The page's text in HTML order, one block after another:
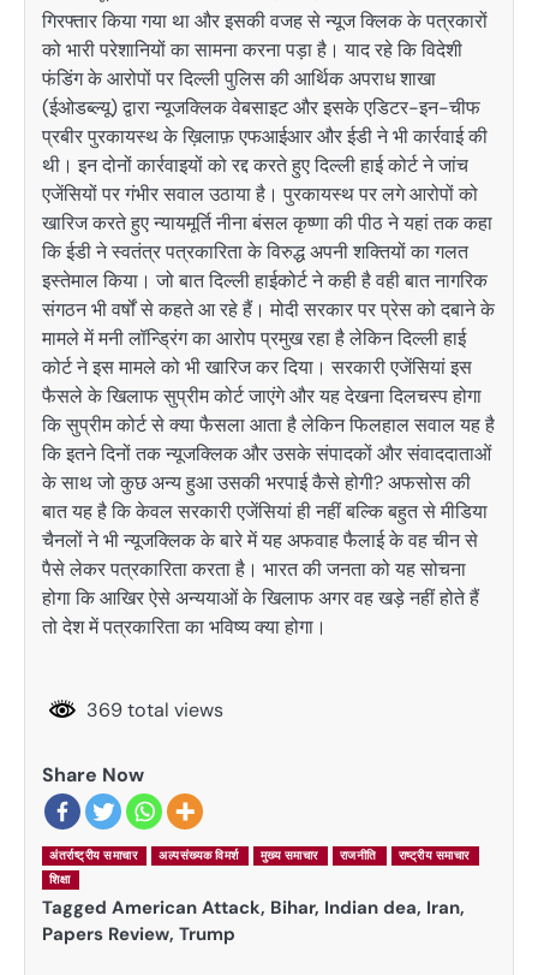
गिरफ्तार किया गया था और इसकी वजह से न्यूज क्लिक के पत्रकारों
को भारी परेशानियों का सामना करना पड़ा है। याद रहे कि विदेशी
फंडिंग के आरोपों पर दिल्ली पुलिस की आर्थिक अपराध शाखा
(ईओडब्ल्यू) द्वारा न्यूजक्लिक वेबसाइट और इसके एडिटर-इन-चीफ
प्रबीर पुरकायस्थ के ख़िलाफ़ एफआईआर और ईडी ने भी कार्रवाई की
थी। इन दोनों कार्रवाइयों को रद्द करते हुए दिल्ली हाई कोर्ट ने जांच
एजेंसियों पर गंभीर सवाल उठाया है। पुरकायस्थ पर लगे आरोपों को
खारिज करते हुए न्यायमूर्ति नीना बंसल कृष्णा की पीठ ने यहां तक कहा
कि ईडी ने स्वतंत्र पत्रकारिता के विरुद्ध अपनी शक्तियों का गलत
इस्तेमाल किया। जो बात दिल्ली हाईकोर्ट ने कही है वही बात नागरिक
संगठन भी वर्षों से कहते आ रहे हैं। मोदी सरकार पर प्रेस को दबाने के
मामले में मनी लॉन्ड्रिंग का आरोप प्रमुख रहा है लेकिन दिल्ली हाई
कोर्ट ने इस मामले को भी खारिज कर दिया। सरकारी एजेंसियां इस
फैसले के खिलाफ सुप्रीम कोर्ट जाएंगे और यह देखना दिलचस्प होगा
कि सुप्रीम कोर्ट से क्या फैसला आता है लेकिन फिलहाल सवाल यह है
कि इतने दिनों तक न्यूजक्लिक और उसके संपादकों और संवाददाताओं
के साथ जो कुछ अन्य हुआ उसकी भरपाई कैसे होगी? अफसोस की
बात यह है कि केवल सरकारी एजेंसियां ही नहीं बल्कि बहुत से मीडिया
चैनलों ने भी न्यूजक्लिक के बारे में यह अफवाह फैलाई के वह चीन से
पैसे लेकर पत्रकारिता करता है। भारत की जनता को यह सोचना
होगा कि आखिर ऐसे अन्ययाओं के खिलाफ अगर वह खड़े नहीं होते हैं
तो देश में पत्रकारिता का भविष्य क्या होगा।
369 total views
Share Now
अंतर्राष्ट्रीय समाचार अल्पसंख्यक विमर्श मुख्य समाचार राजनीति
राष्ट्रीय समाचार
शिक्षा
Tagged American Attack, Bihar, Indian dea, Iran,
Papers Review, Trump